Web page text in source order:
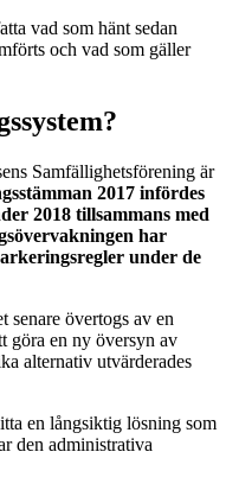
vad som hänt sedan
och vad som gäller
Samfällighetsförening är
2017 infördes
2018 tillsammans med
har
under de
senare övertogs av en
göra en ny översyn av
alternativ utvärderades
en långsiktig lösning som
den administrativa